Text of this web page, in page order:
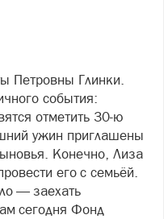
Петровны Глинки.
события:
отметить 30-ю
ужин приглашены
Конечно, Лиза
его с семьёй.
— заехать
сегодня Фонд